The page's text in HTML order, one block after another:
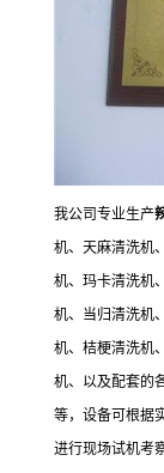
我公司专业生产
机、天麻清洗机
机、玛卡清洗机
机、当归清洗机
机、桔梗清洗机
机、以及配套的
等，设备可根据
进行现场试机考